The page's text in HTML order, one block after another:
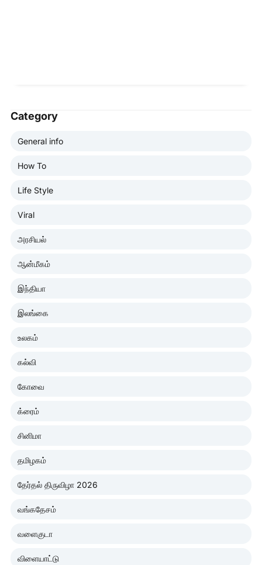
Category
General info
How To
Life Style
Viral
அரசியல்
ஆன்மீகம்
இந்தியா
இலங்கை
உலகம்
கல்வி
கோவை
க்ரைம்
சினிமா
தமிழகம்
தேர்தல் திருவிழா 2026
வங்கதேசம்
வளைகுடா
விளையாட்டு